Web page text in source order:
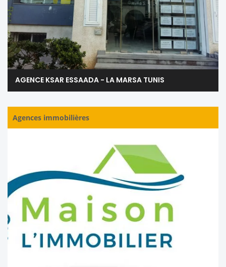
AGENCE KSAR ESSAADA - LA MARSA TUNIS
Agences immobilières